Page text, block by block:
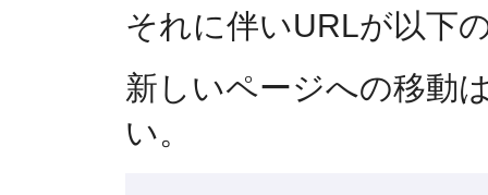
それに伴いURLが以下
新しいページへの移動
い。